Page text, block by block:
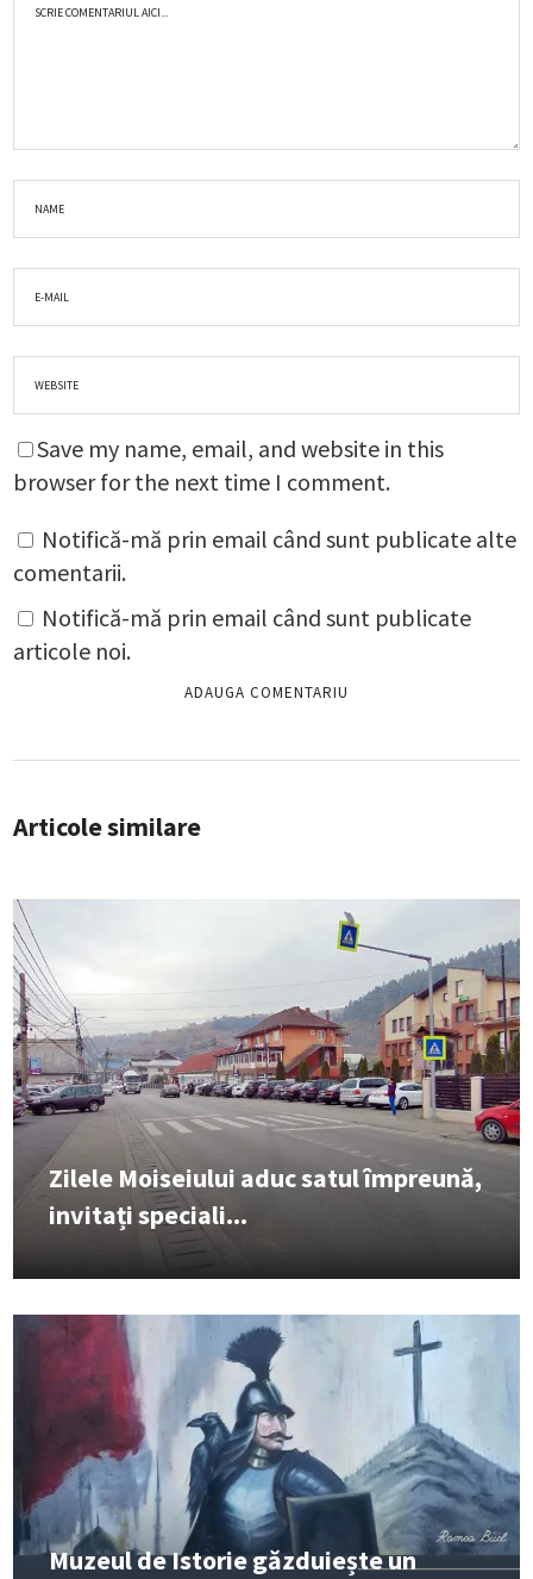
Save my name, email, and website in this
browser for the next time I comment.
Notifică-mă prin email când sunt publicate alte
comentarii.
Notifică-mă prin email când sunt publicate
articole noi.
Articole similare
Zilele Moiseiului aduc satul împreună,
invitați speciali...
Muzeul de Istorie găzduiește un